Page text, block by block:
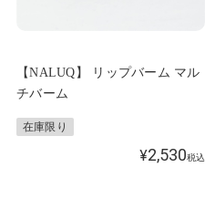
【NALUQ】 リップバーム マル
チバーム
在庫限り
¥2,530税込